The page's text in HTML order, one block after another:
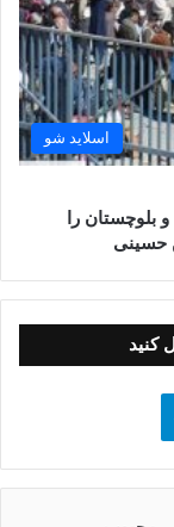
اسلاید شو
را
حسینی
کنید
تلگرام